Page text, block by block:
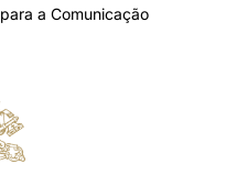
a Comunicação